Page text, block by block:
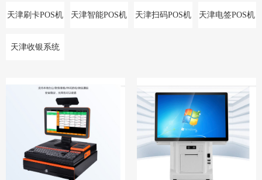
天津刷卡POS机 天津智能POS机 天津扫码POS机 天津电签POS机
天津收银系统